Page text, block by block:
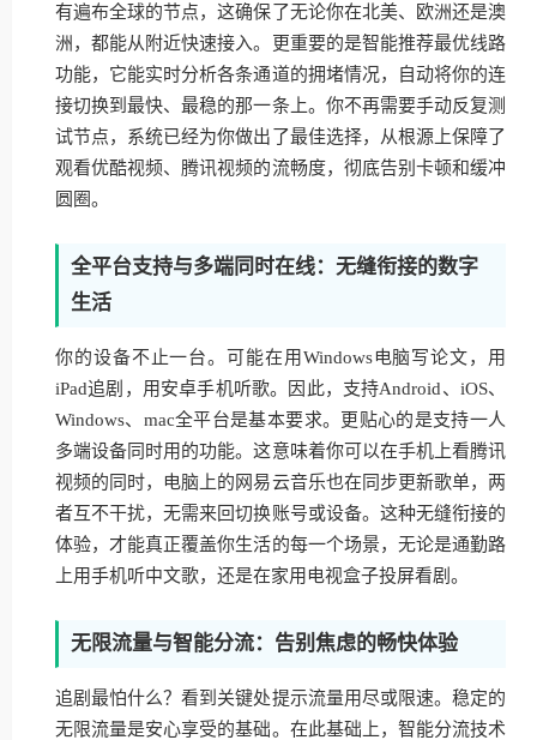
有遍布全球的节点，这确保了无论你在北美、欧洲还是澳
洲，都能从附近快速接入。更重要的是智能推荐最优线路
功能，它能实时分析各条通道的拥堵情况，自动将你的连
接切换到最快、最稳的那一条上。你不再需要手动反复测
试节点，系统已经为你做出了最佳选择，从根源上保障了
观看优酷视频、腾讯视频的流畅度，彻底告别卡顿和缓冲
圆圈。
全平台支持与多端同时在线：无缝衔接的数字
生活
你的设备不止一台。可能在用Windows电脑写论文，用
iPad追剧，用安卓手机听歌。因此，支持Android、iOS、
Windows、mac全平台是基本要求。更贴心的是支持一人
多端设备同时用的功能。这意味着你可以在手机上看腾讯
视频的同时，电脑上的网易云音乐也在同步更新歌单，两
者互不干扰，无需来回切换账号或设备。这种无缝衔接的
体验，才能真正覆盖你生活的每一个场景，无论是通勤路
上用手机听中文歌，还是在家用电视盒子投屏看剧。
无限流量与智能分流：告别焦虑的畅快体验
追剧最怕什么？看到关键处提示流量用尽或限速。稳定的
无限流量是安心享受的基础。在此基础上，智能分流技术